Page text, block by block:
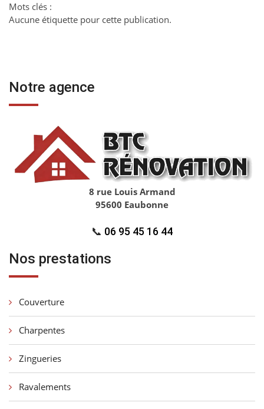
Mots clés :
Aucune étiquette pour cette publication.
Notre agence
8 rue Louis Armand
95600 Eaubonne
📞 06 95 45 16 44
Nos prestations
Couverture
Charpentes
Zingueries
Ravalements